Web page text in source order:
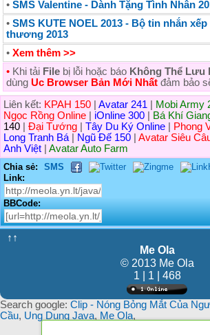
• SMS Valentine - Dành Tặng Tình Nhân
• SMS KUTE NOEL 2013 - Bộ tin nhắn
thương 2013
• Xem thêm >>
• Khi tải File bị lỗi hoặc báo Không Thể Lưu
dùng Uc Browser Bản Mới Nhất đảm bảo
Liên kết: KPAH 150 Avatar 241 Mobi Army
Ngọc Rồng Online
iOnline 300 Bá Khí
140
Đại Tướng Tây Du Ký Online Phong
Long Tranh Bá
Ngũ Đế 150 Avatar Siêu
Anh Việt
Avatar Auto Farm
Chia sẻ:
SMS
Link:
BBCode:
↑↑
Me Ola
© 2013 Me Ola
1 | 1 | 468
Search google: Clip - Nóng Bỏng Mắt Của
Cầu, Ung Dung Java, Me Ola,